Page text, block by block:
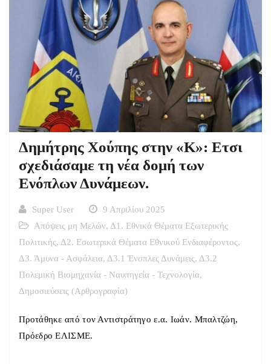
Δημήτρης Χούπης στην «Κ»: Ετσι
σχεδιάσαμε τη νέα δομή των
Ενόπλων Δυνάμεων.
Super User
9 Απριλίου 2025
Απόψεις μη Μελών, Δ1. Εθνικά Θέματα Εξωτερικής
Πολιτικής, Δ2. Εσωτερικά Θέματα Εθνικού Ενδιαφέροντος,
Δ3. Άμυνα - Ασφάλεια, Δ3.1 Ένοπλες Δυνάμεις, Δ3.2
Πολεμική Βιομηχανία - Ναυπηγεία - Τεχνολογία,
Δημοσιεύσεις (Αρθρογραφία)
Προτάθηκε από τον Αντιστράτηγο ε.α. Ιωάν. Μπαλτζώη,
Πρόεδρο ΕΛΙΣΜΕ.